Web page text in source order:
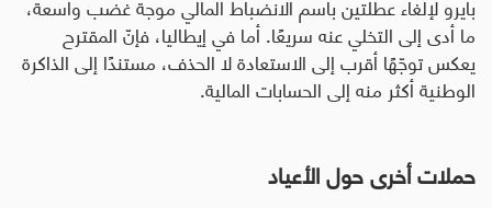
ما أدى إلى التخلي عنه سريعًا. أما في إيطاليا، فإنّ المقترح
يعكس توجّهًا أقرب إلى الاستعادة لا الحذف، مستندًا إلى الذاكرة
الوطنية أكثر منه إلى الحسابات المالية.
حملات أخرى حول الأعياد